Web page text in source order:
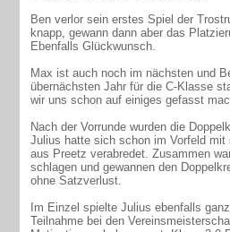
Ben verlor sein erstes Spiel der
knapp, gewann dann aber das
Ebenfalls Glückwunsch.
Max ist auch noch im nächsten und
übernächsten Jahr für die C-Klasse
wir uns schon auf einiges gefasst
Nach der Vorrunde wurden die
Julius hatte sich schon im Vorfeld mit
aus Preetz verabredet. Zusammen
schlagen und gewannen den
ohne Satzverlust.
Im Einzel spielte Julius ebenfalls
Teilnahme bei den